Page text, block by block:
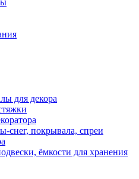
для декора
снег, покрывала, спреи
ёмкости для хранения